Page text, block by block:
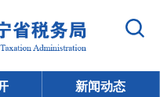
新闻动态